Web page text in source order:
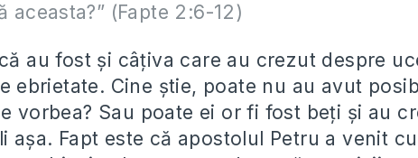
aceasta?” (Fapte 2:6-12)
au fost și câțiva care au crezut despre
ebrietate. Cine știe, poate nu au avut
vorbea? Sau poate ei or fi fost beți și au
așa. Fapt este că apostolul Petru a venit